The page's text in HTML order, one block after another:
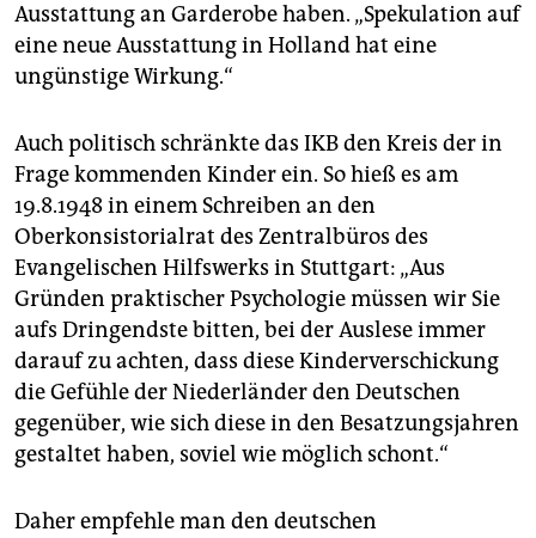
Ausstattung an Garderobe haben. „Spekulation auf
eine neue Ausstattung in Holland hat eine
ungünstige Wirkung.“
Auch politisch schränkte das IKB den Kreis der in
Frage kommenden Kinder ein. So hieß es am
19.8.1948 in einem Schreiben an den
Oberkonsistorialrat des Zentralbüros des
Evangelischen Hilfswerks in Stuttgart: „Aus
Gründen praktischer Psychologie müssen wir Sie
aufs Dringendste bitten, bei der Auslese immer
darauf zu achten, dass diese Kinderverschickung
die Gefühle der Niederländer den Deutschen
gegenüber, wie sich diese in den Besatzungsjahren
gestaltet haben, soviel wie möglich schont.“
Daher empfehle man den deutschen